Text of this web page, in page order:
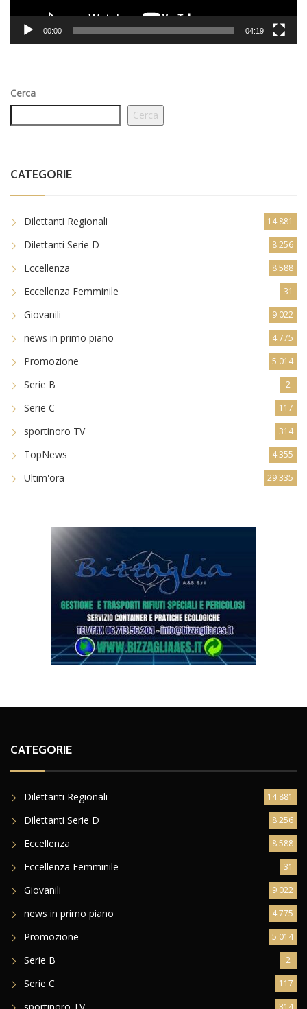
00:00 04:19
Cerca
Cerca
CATEGORIE
Dilettanti Regionali 14.881
Dilettanti Serie D 8.256
Eccellenza 8.588
Eccellenza Femminile 31
Giovanili 9.022
news in primo piano 4.775
Promozione 5.014
Serie B 2
Serie C 117
sportinoro TV 314
TopNews 4.355
Ultim'ora 29.335
CATEGORIE
Dilettanti Regionali 14.881
Dilettanti Serie D 8.256
Eccellenza 8.588
Eccellenza Femminile 31
Giovanili 9.022
news in primo piano 4.775
Promozione 5.014
Serie B 2
Serie C 117